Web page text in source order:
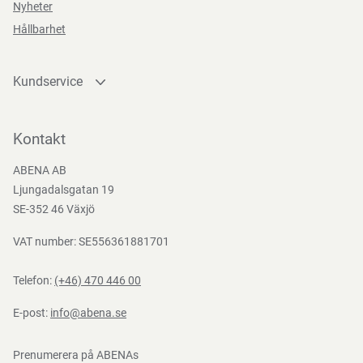
Direktiv, förordningar och lagstiftning
Nyheter
Hållbarhet
Kundservice
Bli kund
Nedladdningar
Kontakt
ABENA AB
Ljungadalsgatan 19
SE-352 46 Växjö
VAT number: SE556361881701
Telefon: (+46) 470 446 00
E-post: info@abena.se
Prenumerera på ABENAs